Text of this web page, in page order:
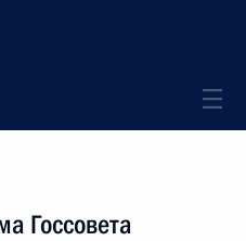
Госсовета